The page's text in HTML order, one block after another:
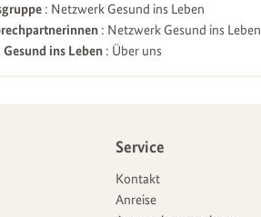
: Netzwerk Gesund ins Leben
: Netzwerk Gesund ins Leben
ins Leben : Über uns
Service
Kontakt
Anreise